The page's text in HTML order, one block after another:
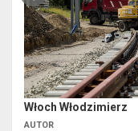
Włoch Włodzimierz
AUTOR